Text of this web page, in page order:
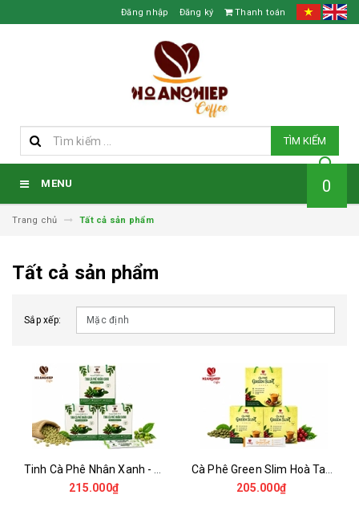
Đăng nhập Đăng ký Thanh toán
TÌM KIẾM
MENU 0
Trang chủ Tất cả sản phẩm
Tất cả sản phẩm
Sắp xếp:
215.000₫
205.000₫